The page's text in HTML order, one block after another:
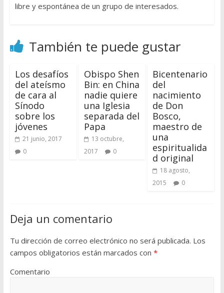
libre y espontánea de un grupo de interesados.
También te puede gustar
Los desafíos
del ateísmo
de cara al
Sínodo
sobre los
jóvenes
21 junio, 2017
0
Obispo Shen
Bin: en China
nadie quiere
una Iglesia
separada del
Papa
13 octubre,
2017
0
Bicentenario
del
nacimiento
de Don
Bosco,
maestro de
una
espiritualida
d original
18 agosto,
2015
0
Deja un comentario
Tu dirección de correo electrónico no será publicada. Los
campos obligatorios están marcados con *
Comentario